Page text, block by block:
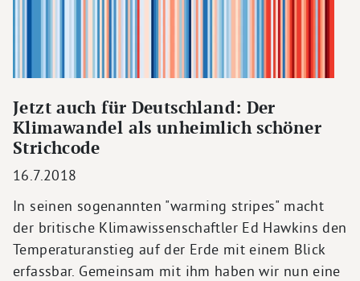
Jetzt auch für Deutschland: Der
Klimawandel als unheimlich schöner
Strichcode
16.7.2018
In seinen sogenannten "warming stripes" macht
der britische Klimawissenschaftler Ed Hawkins den
Temperaturanstieg auf der Erde mit einem Blick
erfassbar. Gemeinsam mit ihm haben wir nun eine